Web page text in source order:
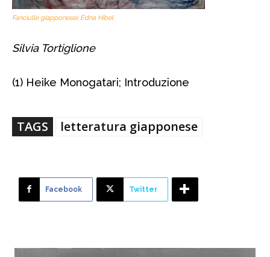
Fanciulle giapponesei; Edna Hibel
Silvia Tortiglione
(1) Heike Monogatari; Introduzione
TAGS letteratura giapponese
Facebook Twitter